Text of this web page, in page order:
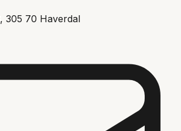
, 305 70 Haverdal